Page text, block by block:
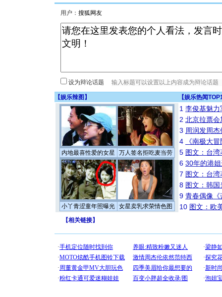
用户：
设为辩论话题
【娱乐辣图 】 【娱乐热闻
内地最喜性爱的女星 万人签名拒吃麦当劳
小丫青涩童年照曝光 女星卖乳求荣情色图
1 李俊基魅力
2 北京拉票
3 周润发周
4
《南极大
5 图文：台
6 30年的港
7 图文：台
8 图文：韩
9 青春偶像《
10 图文：欧
【相关链接】